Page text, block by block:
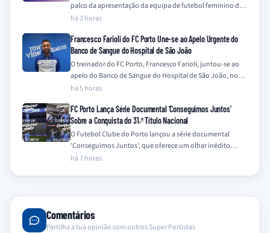
palco da apresentação da equipa de futebol feminino do
FC Porto, num…
há 3 horas
Francesco Farioli do FC Porto Une-se ao Apelo Urgente do
Banco de Sangue do Hospital de São João
O treinador do FC Porto, Francesco Farioli, juntou-se ao
apelo do Banco de Sangue do Hospital de São João, no
Porto, para…
há 5 horas
FC Porto Lança Série Documental ‘Conseguimos Juntos’
Sobre a Conquista do 31.º Título Nacional
O Futebol Clube do Porto lançou a série documental
'Conseguimos Juntos', que oferece um olhar inédito
sobre a campanha vitoriosa da temporada…
há 7 horas
Comentários
Partilha a tua opinião com outros Super Portistas